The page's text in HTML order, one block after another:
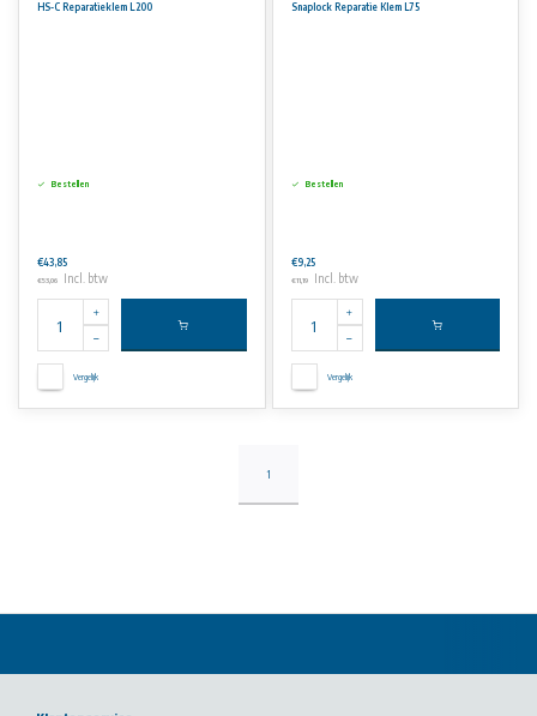
HS-C Reparatieklem L200
Bestellen
€43,85
€53,06 Incl. btw
Vergelijk
Snaplock Reparatie Klem L75
Bestellen
€9,25
€11,19 Incl. btw
Vergelijk
1